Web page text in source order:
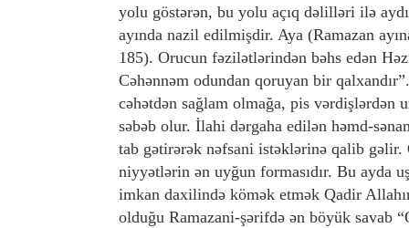
yolu göstərən, bu yolu açıq dəlilləri ilə
ayında nazil edilmişdir. Aya (Ramazan
185). Orucun fəzilətlərindən bəhs edən
Cəhənnəm odundan qoruyan bir
cəhətdən sağlam olmağa, pis
səbəb olur. İlahi dərgaha edilən həmd-
tab gətirərək nəfsani istəklərinə qalib gəlir.
niyyətlərin ən uyğun formasıdır. Bu ayda
imkan daxilində kömək etmək Qadir
olduğu Ramazani-şərifdə ən böyük savab